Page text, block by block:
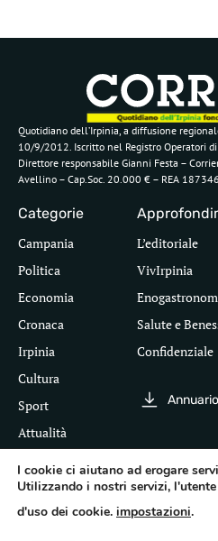
Quotidiano dell’Irpinia, a diffusione
10/9/2012. Iscritto nel Registro Operatori
Direttore responsabile Gianni Festa –
Avellino – Cap.Soc. 20.000 € – REA
Categorie
Campania
Politica
Economia
Cronaca
Irpinia
Cultura
Sport
Attualità
L’editoriale
VivIrpinia
Salute e
Confidenziale
Segui il Corriere dell'Irpinia
I cookie ci aiutano ad erogare
Utilizzando i nostri servizi,
d'uso dei cookie. impostazioni.